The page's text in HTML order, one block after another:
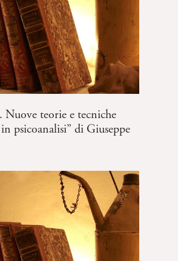
Nuove teorie e tecniche
psicoanalisi” di Giuseppe